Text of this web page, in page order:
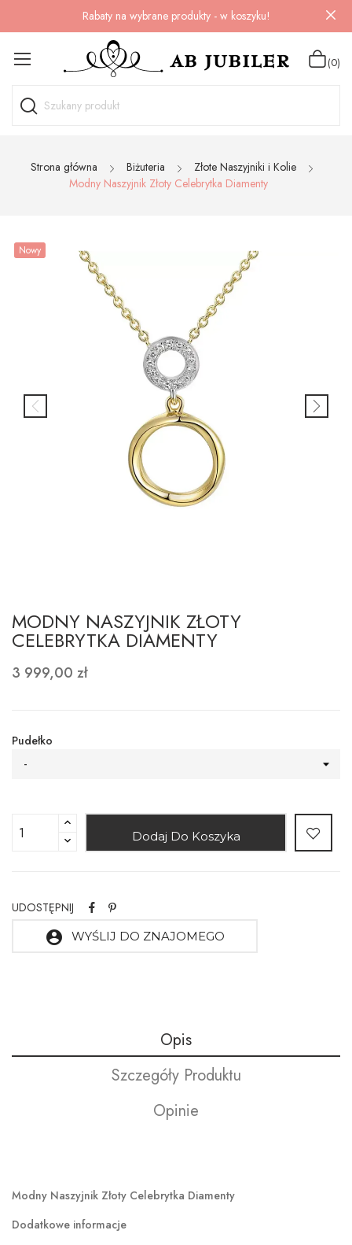
Rabaty na wybrane produkty - w koszyku!
(0)
Strona główna Biżuteria
Złote Naszyjniki i Kolie
Modny Naszyjnik Złoty Celebrytka Diamenty
Nowy
MODNY NASZYJNIK ZŁOTY
CELEBRYTKA DIAMENTY
3 999,00 zł
Pudełko
-
Dodaj Do Koszyka
UDOSTĘPNIJ
account_circle WYŚLIJ DO ZNAJOMEGO
Opis
Szczegóły Produktu
Opinie
Modny Naszyjnik Złoty Celebrytka Diamenty
Dodatkowe informacje